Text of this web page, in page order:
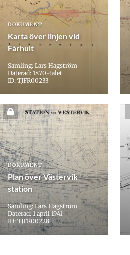
DOKUMENT
Karta över linjen vid
Fårhult
Samling: Lars Hagström
Daterad: 1870-talet
ID: TJFR00233
DOKUMENT
Plan över Västervik
station
Samling: Lars Hagström
Daterad: 1 april 1941
ID: TJFR00228